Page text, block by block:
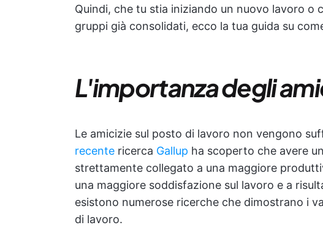
Quindi, che tu stia iniziando un nuovo lavoro o
gruppi già consolidati, ecco la tua guida su
L'importanza degli
Le amicizie sul posto di lavoro non vengono
recente ricerca Gallup ha scoperto che avere
strettamente collegato a una maggiore
una maggiore soddisfazione sul lavoro e a
esistono numerose ricerche che dimostrano i
di lavoro.